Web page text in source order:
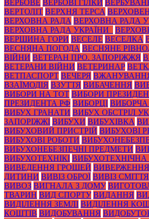
ВЕРБОВЕ ВЕРБОВІ ГІЛКИ
ВЕРТОЛІТ ВЕРХНЯ ТЕРСА
ВЕРХОВНА РАДА ВЕРХОВНА РАДА
ВЕРХОВНА РАДА УКРАЇНИ_
ВЕРШИНА ГОРИ ВЕСЕЛЕ ВЕСЕЛКА
ВЕСНЯНА ПОГОДА ВЕСНЯНЕ
ВІЙНИ ВЕТЕРАН ПРО. ЗАПОРІЖЖЯ
ВЕТЕРАНИ ВІЙНИ ВЕТЕРИНАР
ВЕТПАСПОРТ ВЕЧЕРЯ
ВЗАЇМОДІЯ ВЗУТТЯ ВИБАЧЕННЯ
ВИБОРИ НА ТОТ ВИБОРИ
ПРЕЗИДЕНТА РФ ВИБОРЦІ ВИБОРЧА
ВИБУХ ГРАНАТИ ВИБУХ ОБСТРІЛ
ЗАПОРІЖЖІ ВИБУХИ ВИБУХІВКА
ВИБУХОВИЙ ПРИСТРІЙ ВИБУХОВІ
ВИБУХОВІ РОБОТИ
ВИБУХОНЕБЕЗПЕЧНІ ПРЕДМЕТИ
ВИБУХОТЕХНІКІ
ВИВЕДЕННЯ ГРОШЕЙ ВИВЕРЖЕННЯ
ДИТИНИ ВИВІЗ ОБРОЇ ВИВІЗ СМІТТЯ
ВИВОЗ ВИГНАЛА З ДОМУ
ТВАРИН ВИД СПОРТУ ВИДАННЯ
ВИДІЛЕННЯ ЗЕМЛІ ВИДІЛЕННЯ
КОШТІВ ВИДОБУВАННЯ